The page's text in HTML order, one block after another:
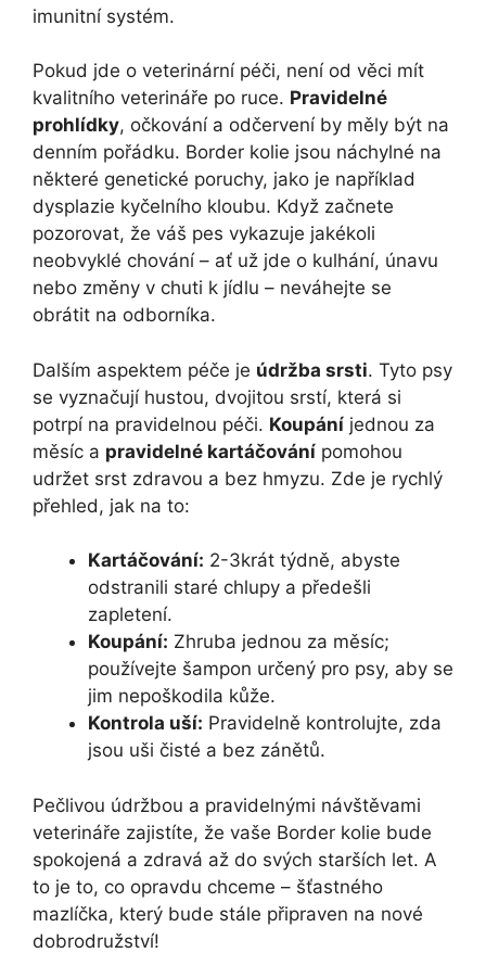
imunitní systém.
Pokud jde o veterinární péči, není od věci mít
kvalitního veterináře po ruce. Pravidelné
prohlídky, očkování a odčervení by měly být na
denním pořádku. Border kolie jsou náchylné na
některé genetické poruchy, jako je například
dysplazie kyčelního kloubu. Když začnete
pozorovat, že váš pes vykazuje jakékoli
neobvyklé chování – ať už jde o kulhání, únavu
nebo změny v chuti k jídlu – neváhejte se
obrátit na odborníka.
Dalším aspektem péče je údržba srsti. Tyto psy
se vyznačují hustou, dvojitou srstí, která si
potrpí na pravidelnou péči. Koupání jednou za
měsíc a pravidelné kartáčování pomohou
udržet srst zdravou a bez hmyzu. Zde je rychlý
přehled, jak na to:
Kartáčování: 2-3krát týdně, abyste
odstranili staré chlupy a předešli
zapletení.
Koupání: Zhruba jednou za měsíc;
používejte šampon určený pro psy, aby se
jim nepoškodila kůže.
Kontrola uší: Pravidelně kontrolujte, zda
jsou uši čisté a bez zánětů.
Pečlivou údržbou a pravidelnými návštěvami
veterináře zajistíte, že vaše Border kolie bude
spokojená a zdravá až do svých starších let. A
to je to, co opravdu chceme – šťastného
mazlíčka, který bude stále připraven na nové
dobrodružství!